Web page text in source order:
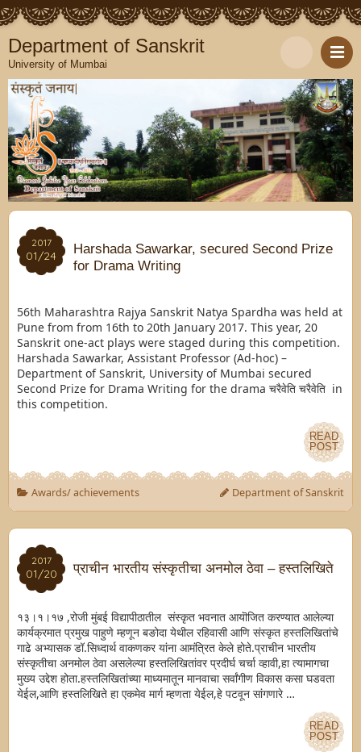
Department of Sanskrit
University of Mumbai
2017
01/24
2017
01/24
Harshada Sawarkar, secured Second Prize
for Drama Writing
56th Maharashtra Rajya Sanskrit Natya Spardha was held at
Pune from from 16th to 20th January 2017. This year, 20
Sanskrit one-act plays were staged during this competition.
Harshada Sawarkar, Assistant Professor (Ad-hoc) –
Department of Sanskrit, University of Mumbai secured
Second Prize for Drama Writing for the drama चरैवेति चरैवेति in
this competition.
READ
POST
READ
POST
Awards/ achievements Department of Sanskrit
2017
01/20
2017
01/20 प्राचीन भारतीय संस्कृतीचा अनमोल ठेवा – हस्तलिखिते
१३।१।१७ ,रोजी मुंबई विद्यापीठातील संस्कृत भवनात आयॊजित करण्यात आलेल्या
कार्यक्रमात प्रमुख पाहुणे म्हणून बङोदा येथील रहिवासी आणि संस्कृत हस्तलिखितांचे
गाढे अभ्यासक डॉ.सिध्दार्थ वाकणकर यांना आमंत्रित केले होते.प्राचीन भारतीय
संस्कृतीचा अनमोल ठेवा असलेल्या हस्तलिखितांवर प्रदीर्घ चर्चा व्हावी,हा त्यामागचा
मुख्य उद्देश होता.हस्तलिखितांच्या माध्यमातून मानवाचा सर्वांगीण विकास कसा घडवता
येईल,आणि हस्तलिखिते हा एकमेव मार्ग म्हणता येईल,हे पटवून सांगणारे …
READ
POST
READ
POST